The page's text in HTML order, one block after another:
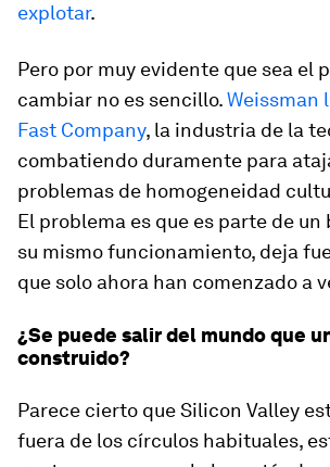
explotar.
Pero por muy evidente que sea el
cambiar no es sencillo.Weissman
Fast Company, la industria de la
combatiendo duramente para
problemas de homogeneidad
El problema es que es parte de un
su mismo funcionamiento, deja
que solo ahora han comenzado a
¿Se puede salir del mundo que
construido?
Parece cierto que Silicon Valley
fuera de los círculos habituales,